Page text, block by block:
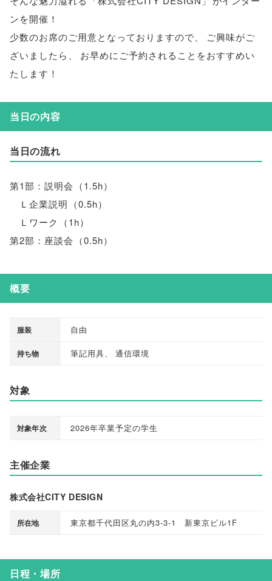
ンを開催！
少数のお席のご用意となっておりますので
ご興味がご
ざいましたら
お早めにご予約されることをおすすめい
たします！
当日の内容
当日の流れ
第1部：説明会 （1.5h）
Ｌ企業説明 （0.5h）
Ｌワーク
（1h）
第2部：座談会 （0.5h）
概要
服装 自由
持ち物 筆記用具、 通信環境
対象
対象年次 2026年卒業予定の学生
主催企業
株式会社CITY DESIGN
所在地 東京都千代田区丸の内3-3-1 新東京ビル1F
日程・場所